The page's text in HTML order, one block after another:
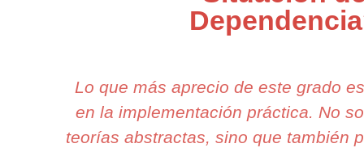
Lo que más aprecio de este grado
en la implementación práctica. No
teorías abstractas, sino que también